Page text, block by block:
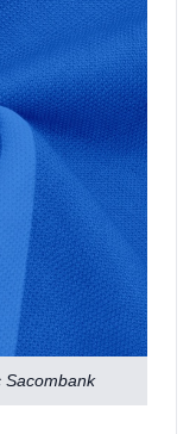
Sacombank